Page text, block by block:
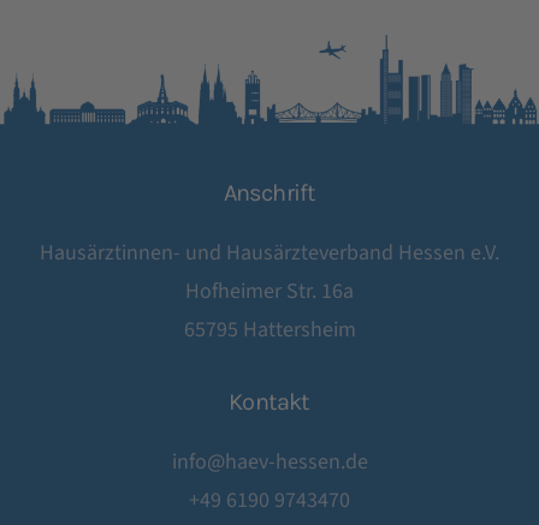
Anschrift
Hausärztinnen- und Hausärzteverband Hessen e.V.
Hofheimer Str. 16a
65795 Hattersheim
Kontakt
info@haev-hessen.de
+49 6190 9743470